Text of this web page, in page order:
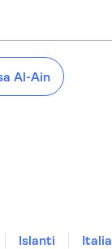
Al-Ain
Islanti Italia